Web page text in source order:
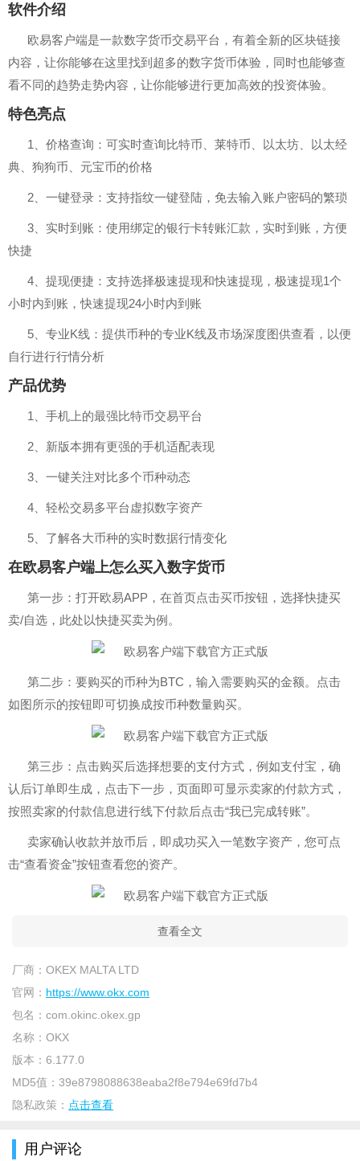
软件介绍
欧易客户端是一款数字货币交易平台，有着全新的区块链接
内容，让你能够在这里找到超多的数字货币体验，同时也能够查
看不同的趋势走势内容，让你能够进行更加高效的投资体验。
特色亮点
1、价格查询：可实时查询比特币、莱特币、以太坊、以太经
典、狗狗币、元宝币的价格
2、一键登录：支持指纹一键登陆，免去输入账户密码的繁琐
3、实时到账：使用绑定的银行卡转账汇款，实时到账，方便
快捷
4、提现便捷：支持选择极速提现和快速提现，极速提现1个
小时内到账，快速提现24小时内到账
5、专业K线：提供币种的专业K线及市场深度图供查看，以便
自行进行行情分析
产品优势
1、手机上的最强比特币交易平台
2、新版本拥有更强的手机适配表现
3、一键关注对比多个币种动态
4、轻松交易多平台虚拟数字资产
5、了解各大币种的实时数据行情变化
在欧易客户端上怎么买入数字货币
第一步：打开欧易APP，在首页点击买币按钮，选择快捷买
卖/自选，此处以快捷买卖为例。
第二步：要购买的币种为BTC，输入需要购买的金额。点击
如图所示的按钮即可切换成按币种数量购买。
第三步：点击购买后选择想要的支付方式，例如支付宝，确
认后订单即生成，点击下一步，页面即可显示卖家的付款方式，
按照卖家的付款信息进行线下付款后点击“我已完成转账”。
卖家确认收款并放币后，即成功买入一笔数字资产，您可点
击“查看资金”按钮查看您的资产。
查看全文
厂商： OKEX MALTA LTD
官网： https://www.okx.com
包名： com.okinc.okex.gp
名称： OKX
版本： 6.177.0
MD5值： 39e8798088638eaba2f8e794e69fd7b4
隐私政策： 点击查看
用户评论